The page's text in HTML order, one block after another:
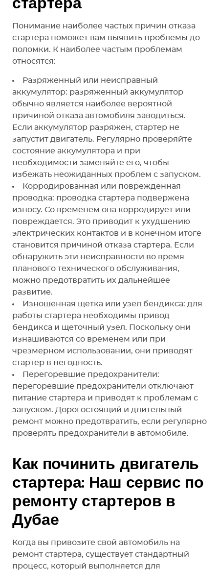
стартера
Понимание наиболее частых причин отказа
стартера поможет вам выявить проблемы до
поломки. К наиболее частым проблемам
относятся:
Разряженный или неисправный
аккумулятор: разряженный аккумулятор
обычно является наиболее вероятной
причиной отказа автомобиля заводиться.
Если аккумулятор разряжен, стартер не
запустит двигатель. Регулярно проверяйте
состояние аккумулятора и при
необходимости заменяйте его, чтобы
избежать неожиданных проблем с запуском.
Корродированная или поврежденная
проводка: проводка стартера подвержена
износу. Со временем она корродирует или
повреждается. Это приводит к ухудшению
электрических контактов и в конечном итоге
становится причиной отказа стартера. Если
обнаружить эти неисправности во время
планового технического обслуживания,
можно предотвратить их дальнейшее
развитие.
Изношенная щетка или узел бендикса: для
работы стартера необходимы привод
бендикса и щеточный узел. Поскольку они
изнашиваются со временем или при
чрезмерном использовании, они приводят
стартер в негодность.
Перегоревшие предохранители:
перегоревшие предохранители отключают
питание стартера и приводят к проблемам с
запуском. Дорогостоящий и длительный
ремонт можно предотвратить, если регулярно
проверять предохранители в автомобиле.
Как починить двигатель
стартера: Наш сервис по
ремонту стартеров в
Дубае
Когда вы привозите свой автомобиль на
ремонт стартера, существует стандартный
процесс, который выполняется для